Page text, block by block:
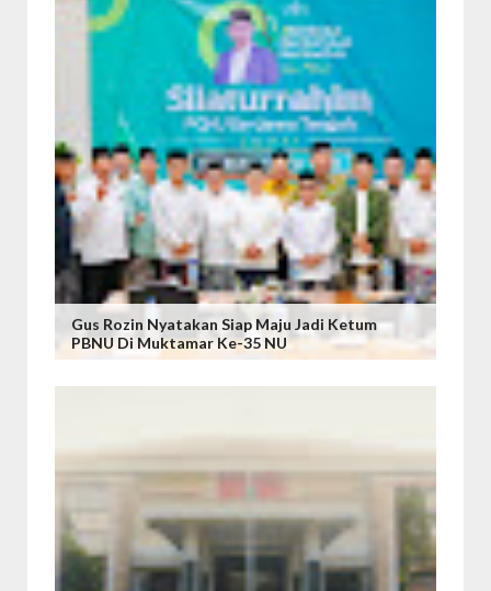
Gus Rozin Nyatakan Siap Maju Jadi Ketum
PBNU Di Muktamar Ke-35 NU